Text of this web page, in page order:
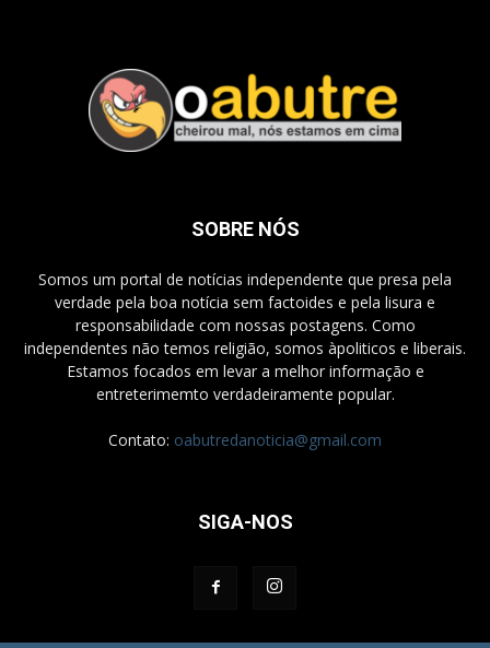
SOBRE NÓS
Somos um portal de notícias independente que presa pela
verdade pela boa notícia sem factoides e pela lisura e
responsabilidade com nossas postagens. Como
independentes não temos religião, somos àpoliticos e liberais.
Estamos focados em levar a melhor informação e
entreterimemto verdadeiramente popular.
Contato: oabutredanoticia@gmail.com
SIGA-NOS